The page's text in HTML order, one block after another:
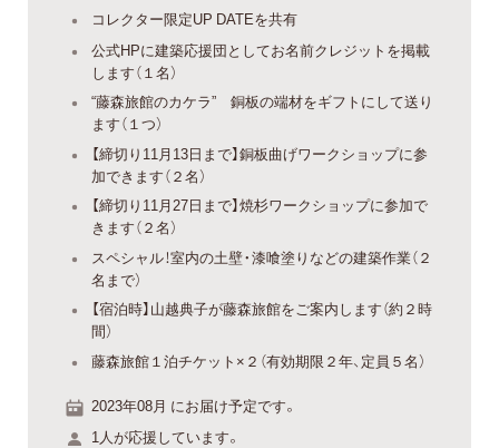
コレクター限定UP DATEを共有
公式HPに建築応援団としてお名前クレジットを掲載
します（１名）
“藤森旅館のカケラ” 銅板の端材をギフトにして送り
ます（１つ）
【締切り11月13日まで】銅板曲げワークショップに参
加できます（２名）
【締切り11月27日まで】焼杉ワークショップに参加で
きます（２名）
スペシャル！室内の土壁・漆喰塗りなどの建築作業（２
名まで）
【宿泊時】山越典子が藤森旅館をご案内します（約２時
間）
藤森旅館１泊チケット×２（有効期限２年、定員５名）
2023年08月 にお届け予定です。
1人が応援しています。